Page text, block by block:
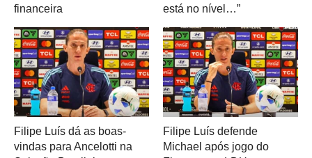
financeira
está no nível…”
Filipe Luís dá as boas-
vindas para Ancelotti na
Filipe Luís defende
Michael após jogo do